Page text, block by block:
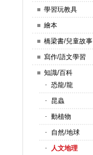
學習玩教具
繪本
橋梁書/兒童故事
寫作/語文學習
知識/百科
恐龍/龍
昆蟲
動植物
自然/地球
人文地理